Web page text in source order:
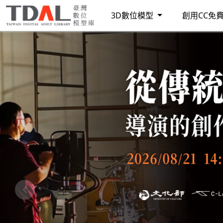
3D數位模型 創用CC免
Previous